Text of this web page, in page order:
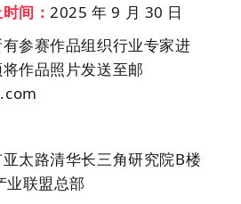
间：2025 年 9 月 30 日
参赛作品组织行业专家进
作品照片发送至邮
太路清华长三角研究院B楼
业联盟总部